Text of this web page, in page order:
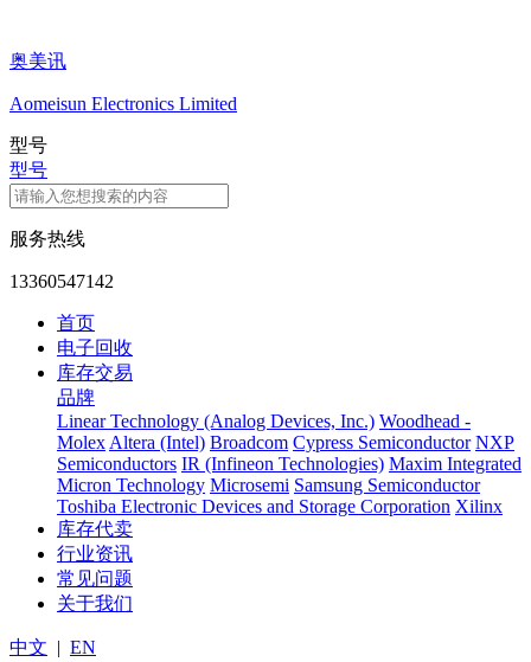
奥美讯
Aomeisun Electronics Limited
型号
型号
服务热线
13360547142
首页
电子回收
库存交易
品牌
Linear Technology (Analog Devices, Inc.) Woodhead -
Molex Altera (Intel) Broadcom Cypress Semiconductor NXP
Semiconductors IR (Infineon Technologies) Maxim Integrated
Micron Technology Microsemi Samsung Semiconductor
Toshiba Electronic Devices and Storage Corporation Xilinx
库存代卖
行业资讯
常见问题
关于我们
中文 | EN